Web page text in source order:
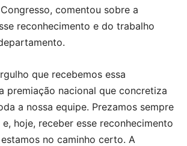
comentou sobre a
reconhecimento e do trabalho
que recebemos essa
premiação nacional que concretiza
a nossa equipe. Prezamos sempre
hoje, receber esse reconhecimento
no caminho certo. A